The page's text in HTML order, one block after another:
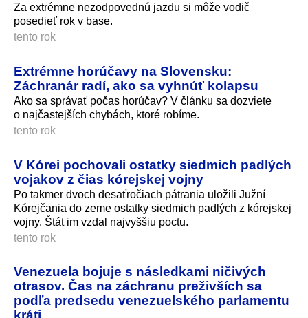
Za extrémne nezodpovednú jazdu si môže vodič
posedieť rok v base.
tento rok
Extrémne horúčavy na Slovensku:
Záchranár radí, ako sa vyhnúť kolapsu
Ako sa správať počas horúčav? V článku sa dozviete
o najčastejších chybách, ktoré robíme.
tento rok
V Kórei pochovali ostatky siedmich padlých
vojakov z čias kórejskej vojny
Po takmer dvoch desaťročiach pátrania uložili Južní
Kórejčania do zeme ostatky siedmich padlých z kórejskej
vojny. Štát im vzdal najvyššiu poctu.
tento rok
Venezuela bojuje s následkami ničivých
otrasov. Čas na záchranu preživších sa
podľa predsedu venezuelského parlamentu
kráti